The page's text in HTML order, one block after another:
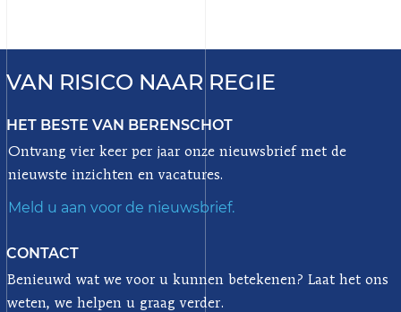
VAN RISICO NAAR REGIE
HET BESTE VAN BERENSCHOT
Ontvang vier keer per jaar onze nieuwsbrief met de
nieuwste inzichten en vacatures.
Meld u aan voor de nieuwsbrief.
CONTACT
Benieuwd wat we voor u kunnen betekenen? Laat het ons
weten, we helpen u graag verder.